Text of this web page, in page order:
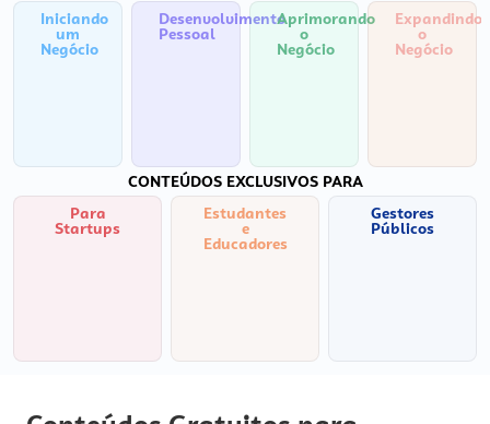
Iniciando
um
Negócio
Desenvolvimento
Pessoal
Aprimorando
o
Negócio
Expandindo
o
Negócio
CONTEÚDOS EXCLUSIVOS PARA
Para
Startups
Estudantes
e
Educadores
Gestores
Públicos